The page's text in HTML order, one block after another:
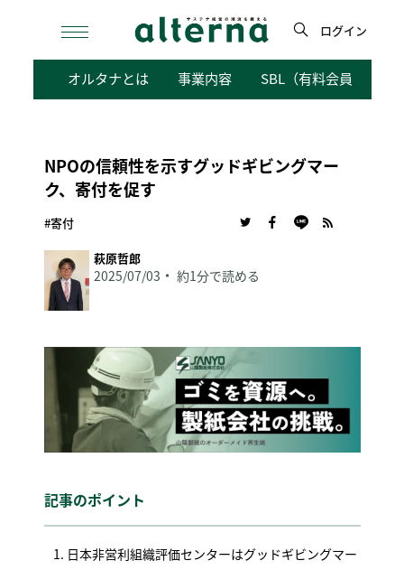
検
ログイン
オルタナとは 事業内容 SBL（有料会員向けサ
NPOの信頼性を示すグッドギビングマー
ク、寄付を促す
#寄付
萩原哲郎
2025/07/03 約1分で読める
記事のポイント
日本非営利組織評価センターはグッドギビングマー